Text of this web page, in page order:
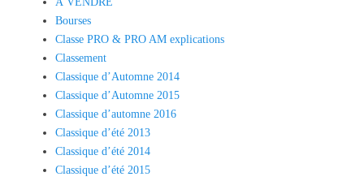
Bourses
Classe PRO & PRO AM explications
Classement
Classique d’Automne 2014
Classique d’Automne 2015
Classique d’automne 2016
Classique d’été 2013
Classique d’été 2014
Classique d’été 2015